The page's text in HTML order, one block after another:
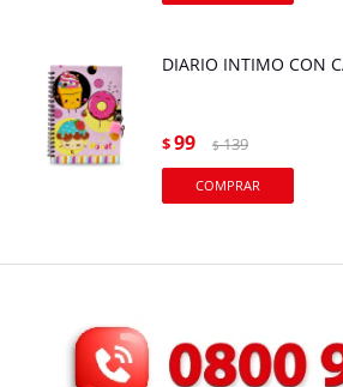
DIARIO INTIMO CON
$99 $ 139